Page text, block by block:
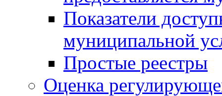
Показатели
муниципальной
Простые реестры
Оценка